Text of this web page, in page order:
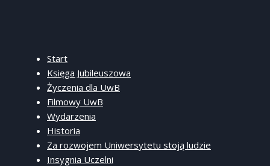
Start
Księga Jubileuszowa
Życzenia dla UwB
Filmowy UwB
Wydarzenia
Historia
Za rozwojem Uniwersytetu stoją ludzie
Insygnia Uczelni